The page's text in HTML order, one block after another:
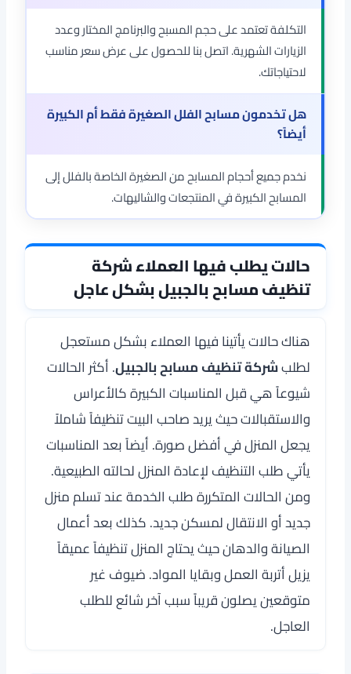
التكلفة تعتمد على حجم المسبح والبرنامج المختار وعدد
الزيارات الشهرية. اتصل بنا للحصول على عرض سعر مناسب
لاحتياجاتك.
هل تخدمون مسابح الفلل الصغيرة فقط أم الكبيرة
أيضاً؟
نخدم جميع أحجام المسابح من الصغيرة الخاصة بالفلل إلى
المسابح الكبيرة في المنتجعات والشاليهات.
حالات يطلب فيها العملاء شركة
تنظيف مسابح بالجبيل بشكل عاجل
هناك حالات يأتينا فيها العملاء بشكل مستعجل
لطلبشركة تنظيف مسابح بالجبيل. أكثر الحالات
شيوعاً هي قبل المناسبات الكبيرة كالأعراس
والاستقبالات حيث يريد صاحب البيت تنظيفاً شاملاً
يجعل المنزل في أفضل صورة. أيضاً بعد المناسبات
يأتي طلب التنظيف لإعادة المنزل لحالته الطبيعية.
ومن الحالات المتكررة طلب الخدمة عند تسلم منزل
جديد أو الانتقال لمسكن جديد. كذلك بعد أعمال
الصيانة والدهان حيث يحتاج المنزل تنظيفاً عميقاً
يزيل أتربة العمل وبقايا المواد. ضيوف غير
متوقعين يصلون قريباً سبب آخر شائع للطلب
العاجل.